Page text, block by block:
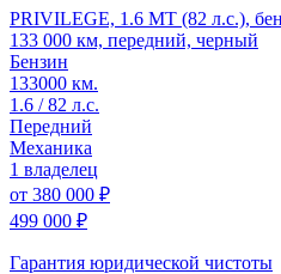
PRIVILEGE, 1.6 MT (82 л.с.),
133 000 км, передний, черный
Бензин
133000 км.
1.6 / 82 л.с.
Передний
Механика
1 владелец
от 380 000 ₽
499 000 ₽
Гарантия юридической чистоты